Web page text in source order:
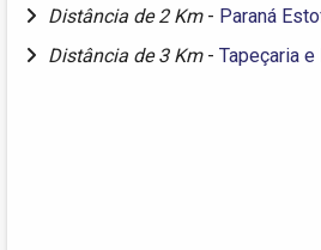
Distância de 2 Km - Paraná
Distância de 3 Km - Tapeçaria